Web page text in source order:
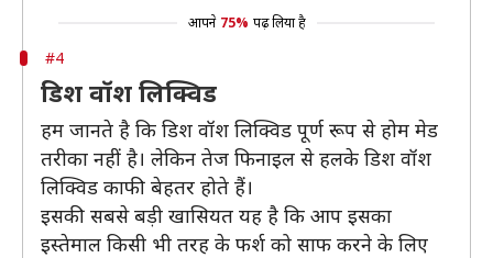
आपने 75% पढ़ लिया है
#4
डिश वॉश लिक्विड
हम जानते है कि डिश वॉश लिक्विड पूर्ण रूप से होम मेड
तरीका नहीं है। लेकिन तेज फिनाइल से हलके डिश वॉश
लिक्विड काफी बेहतर होते हैं।
इसकी सबसे बड़ी खासियत यह है कि आप इसका
इस्तेमाल किसी भी तरह के फर्श को साफ करने के लिए